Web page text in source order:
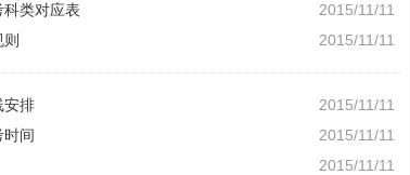
2015/11/11
类对应表
2015/11/11
2015/11/11
安排
2015/11/11
时间
2015/11/11